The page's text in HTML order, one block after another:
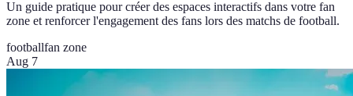
Un guide pratique pour créer des espaces interactifs dans votre fan
zone et renforcer l'engagement des fans lors des matchs de football.
footballfan zone
Aug 7